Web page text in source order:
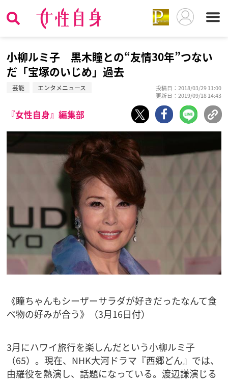
小柳ルミ子 黒木瞳との“友情30年”つない
だ「宝塚のいじめ」過去
芸能 エンタメニュース
投稿日：2018/03/29 11:00
更新日：2019/09/18 14:43
『女性自身』編集部
《瞳ちゃんもシーザーサラダが好きだったなんて食
べ物の好みが合う》（3月16日付）
3月にハワイ旅行を楽しんだという小柳ルミ子
（65）。現在、NHK大河ドラマ『西郷どん』では、
由羅役を熱演し、話題になっている。渡辺謙演じる